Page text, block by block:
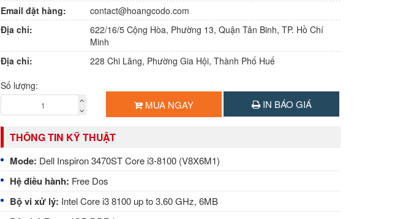
Email đặt hàng:
contact@hoangcodo.com
Địa chỉ:
622/16/5 Cộng Hòa, Phường 13, Quận Tân Binh, TP. Hồ Chí
Minh
Địa chỉ:
228 Chi Lăng, Phường Gia Hội, Thành Phố Huế
Số lượng:
MUA NGAY IN BÁO GIÁ
THÔNG TIN KỸ THUẬT
Mode: Dell Inspiron 3470ST Core i3-8100 (V8X6M1)
Hệ điều hành: Free Dos
Bộ vi xử lý: Intel Core i3 8100 up to 3.60 GHz, 6MB